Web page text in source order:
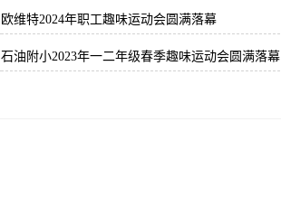
欧维特2024年职工趣味运动会圆满落幕
石油附小2023年一二年级春季趣味运动会圆满落幕